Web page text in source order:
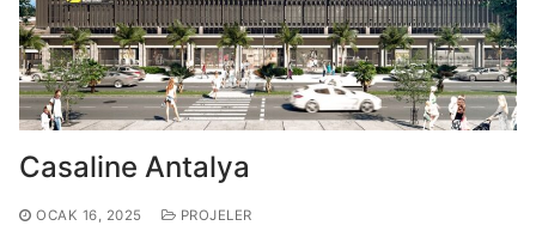
Casaline Antalya
OCAK 16, 2025 PROJELER